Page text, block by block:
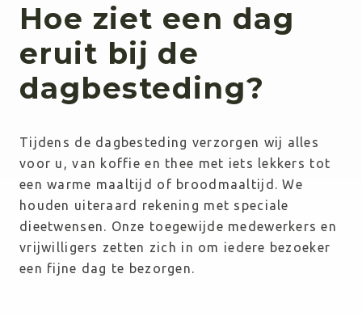
Hoe ziet een dag
eruit bij de
dagbesteding?
Tijdens de dagbesteding verzorgen wij alles
voor u, van koffie en thee met iets lekkers tot
een warme maaltijd of broodmaaltijd. We
houden uiteraard rekening met speciale
dieetwensen. Onze toegewijde medewerkers en
vrijwilligers zetten zich in om iedere bezoeker
een fijne dag te bezorgen.